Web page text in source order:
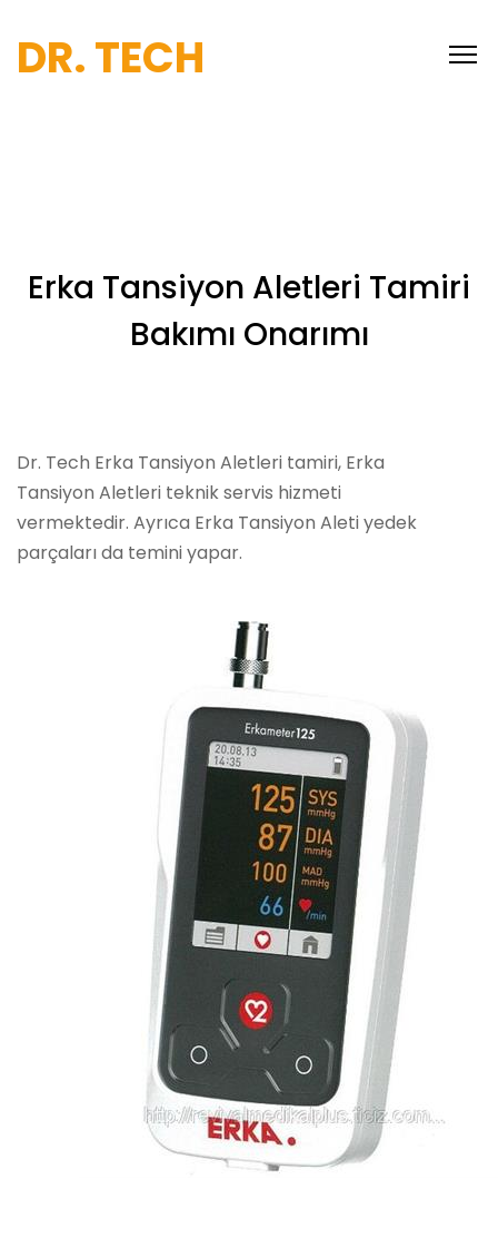
DR. TECH
Erka Tansiyon Aletleri Tamiri
Bakımı Onarımı
Dr. Tech Erka Tansiyon Aletleri tamiri, Erka
Tansiyon Aletleri teknik servis hizmeti
vermektedir. Ayrıca Erka Tansiyon Aleti yedek
parçaları da temini yapar.